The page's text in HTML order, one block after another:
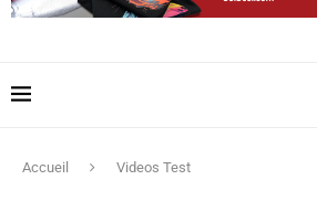
Accueil Videos Test